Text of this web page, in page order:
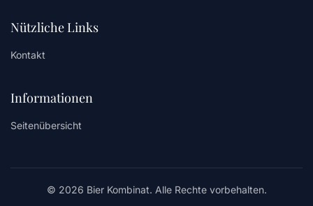
Nützliche Links
Kontakt
Informationen
Seitenübersicht
© 2026 Bier Kombinat. Alle Rechte vorbehalten.